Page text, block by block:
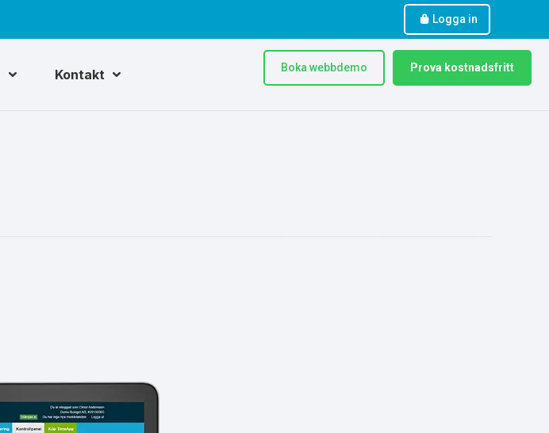
Logga in
Kontakt Boka webbdemo Prova kostnadsfritt